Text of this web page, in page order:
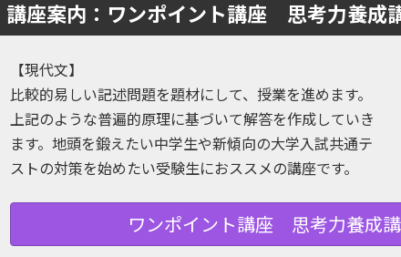
講座案内：ワンポイント講座 思考力養成
【現代文】
比較的易しい記述問題を題材にして、授業を進めます。
上記のような普遍的原理に基づいて解答を作成していき
ます。地頭を鍛えたい中学生や新傾向の大学入試共通テ
ストの対策を始めたい受験生におススメの講座です。
ワンポイント講座 思考力養成講